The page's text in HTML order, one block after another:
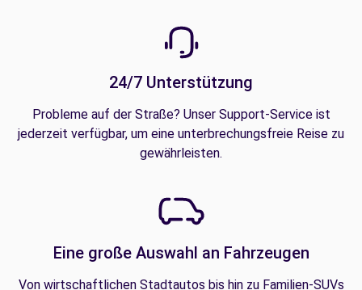
24/7 Unterstützung
Probleme auf der Straße? Unser Support-Service ist
jederzeit verfügbar, um eine unterbrechungsfreie Reise zu
gewährleisten.
Eine große Auswahl an Fahrzeugen
Von wirtschaftlichen Stadtautos bis hin zu Familien-SUVs